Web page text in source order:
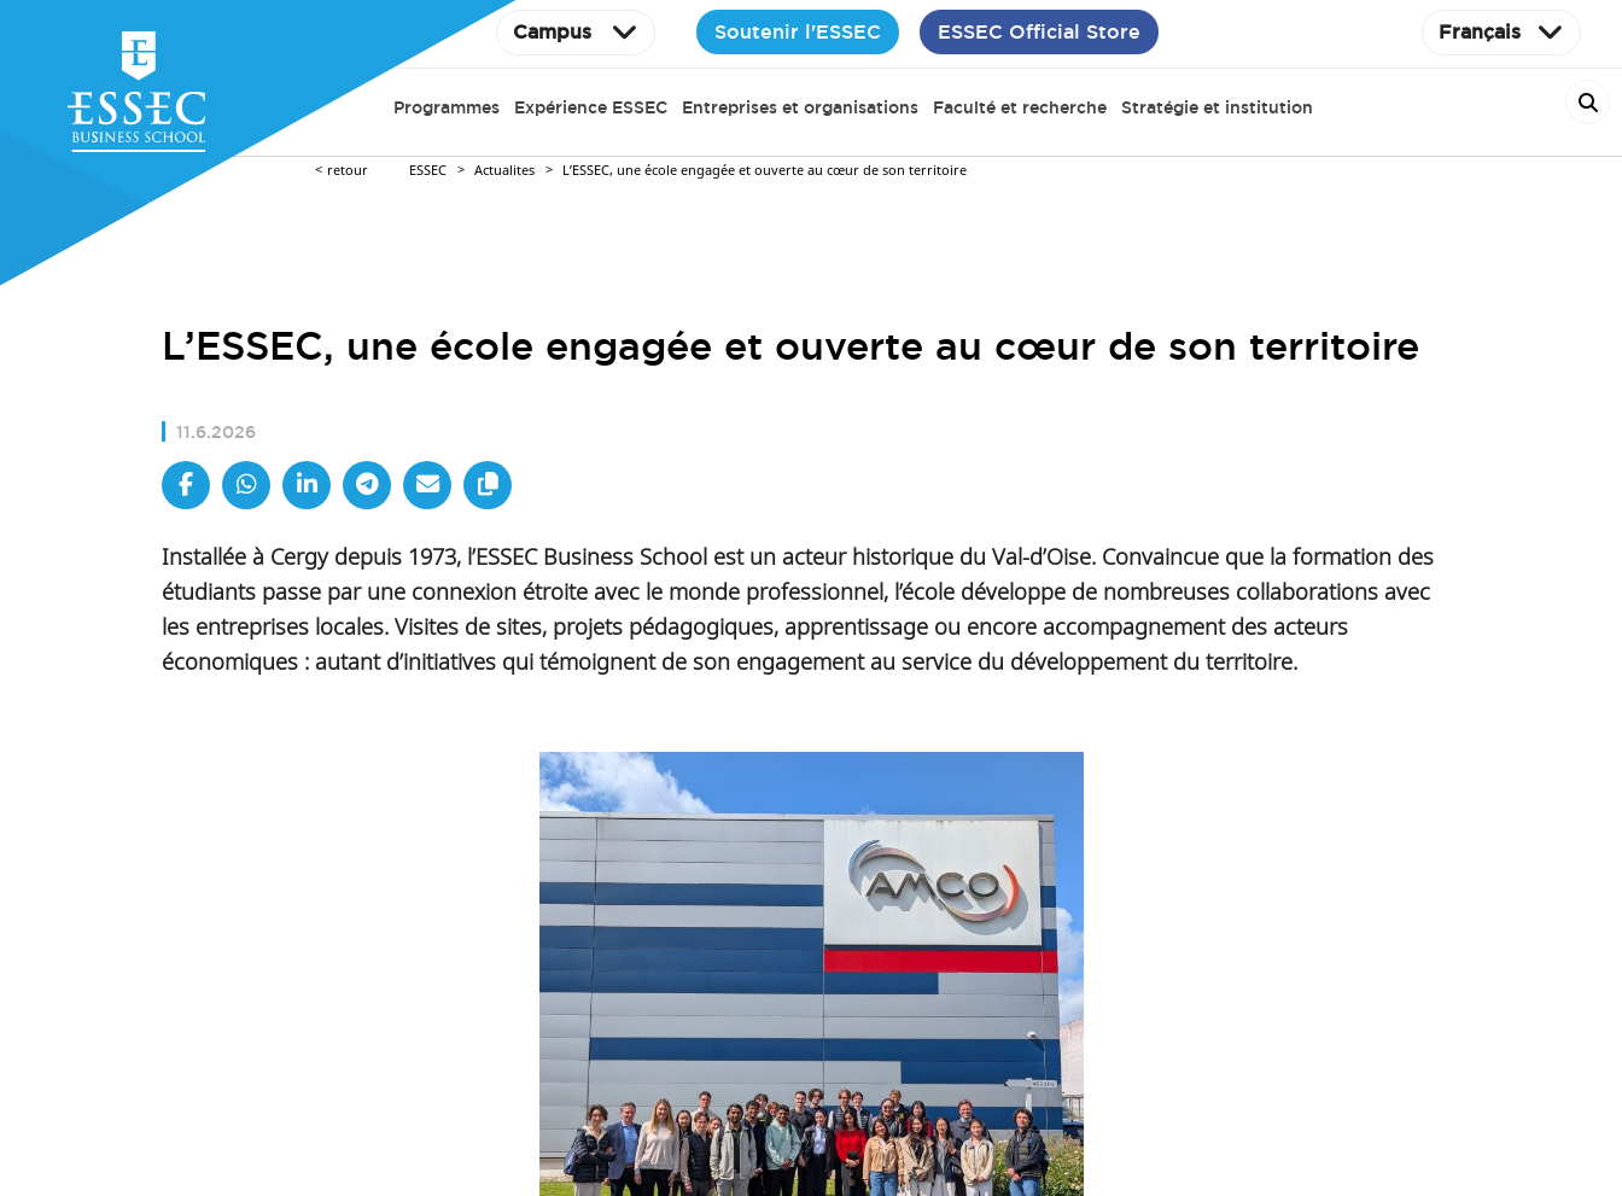
Campus Soutenir l'ESSEC ESSEC Official Store Français
Programmes Expérience ESSEC Entreprises et organisations Faculté et recherche Stratégie et institution
retour ESSEC Actualites L’ESSEC, une école engagée et ouverte au cœur de son territoire
L’ESSEC, une école engagée et ouverte au cœur de son territoire
11.6.2026
Installée à Cergy depuis 1973, l’ESSEC Business School est un acteur historique du Val-d’Oise. Convaincue que la formation des
étudiants passe par une connexion étroite avec le monde professionnel, l’école développe de nombreuses collaborations avec
les entreprises locales. Visites de sites, projets pédagogiques, apprentissage ou encore accompagnement des acteurs
économiques : autant d’initiatives qui témoignent de son engagement au service du développement du territoire.